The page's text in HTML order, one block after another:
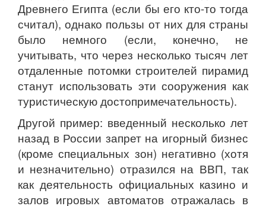
Древнего Египта (если бы его кто-то тогда
считал), однако пользы от них для страны
было немного (если, конечно, не
учитывать, что через несколько тысяч лет
отдаленные потомки строителей пирамид
станут использовать эти сооружения как
туристическую достопримечательность).
Другой пример: введенный несколько лет
назад в России запрет на игорный бизнес
(кроме специальных зон) негативно (хотя
и незначительно) отразился на ВВП, так
как деятельность официальных казино и
залов игровых автоматов отражалась в